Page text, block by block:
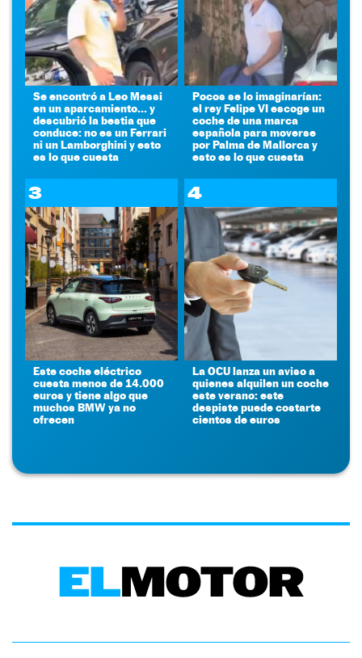
Se encontró a Leo Messi
en un aparcamiento... y
descubrió la bestia que
conduce: no es un Ferrari
ni un Lamborghini y esto
es lo que cuesta
Pocos se lo imaginarían:
el rey Felipe VI escoge un
coche de una marca
española para moverse
por Palma de Mallorca y
esto es lo que cuesta
3
Este coche eléctrico
cuesta menos de 14.000
euros y tiene algo que
muchos BMW ya no
ofrecen
4
La OCU lanza un aviso a
quienes alquilen un coche
este verano: este
despiste puede costarte
cientos de euros